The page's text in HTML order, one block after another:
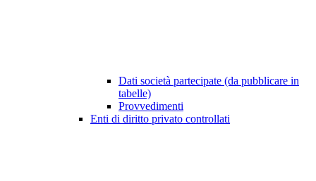
Dati società partecipate (da pubblicare in
tabelle)
Provvedimenti
Enti di diritto privato controllati